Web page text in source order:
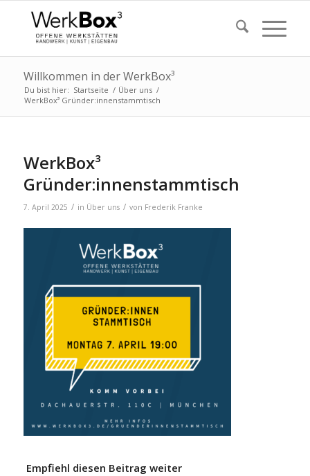
Willkommen in der WerkBox³
Du bist hier: Startseite / Über uns /
WerkBox³ Gründer:innenstammtisch
WerkBox³
Gründer:innenstammtisch
7. April 2025 / in Über uns / von Frederik Franke
Empfiehl diesen Beitrag weiter